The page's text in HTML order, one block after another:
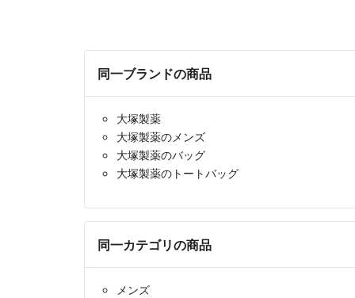
同一ブランドの商品
大塚製薬
大塚製薬のメンズ
大塚製薬のバッグ
大塚製薬のトートバッグ
同一カテゴリの商品
メンズ